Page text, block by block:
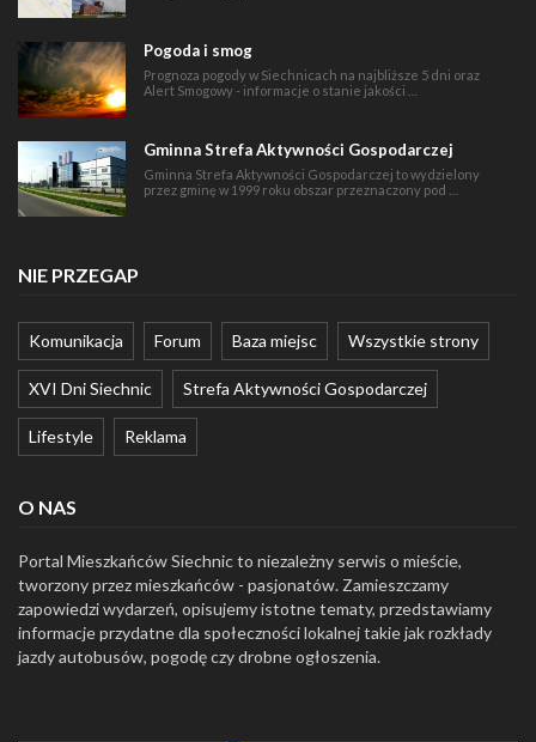
Pogoda i smog
Prognoza pogody w Siechnicach na najbliższe 5 dni oraz
Alert Smogowy - informacje o stanie jakości …
Gminna Strefa Aktywności Gospodarczej
Gminna Strefa Aktywności Gospodarczej to wydzielony
przez gminę w 1999 roku obszar przeznaczony pod …
NIE PRZEGAP
Komunikacja Forum Baza miejsc Wszystkie strony
XVI Dni Siechnic Strefa Aktywności Gospodarczej
Lifestyle Reklama
O NAS
Portal Mieszkańców Siechnic to niezależny serwis o mieście,
tworzony przez mieszkańców - pasjonatów. Zamieszczamy
zapowiedzi wydarzeń, opisujemy istotne tematy, przedstawiamy
informacje przydatne dla społeczności lokalnej takie jak rozkłady
jazdy autobusów, pogodę czy drobne ogłoszenia.